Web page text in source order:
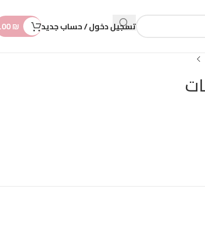
تسجيل دخول / حساب جديد ₪